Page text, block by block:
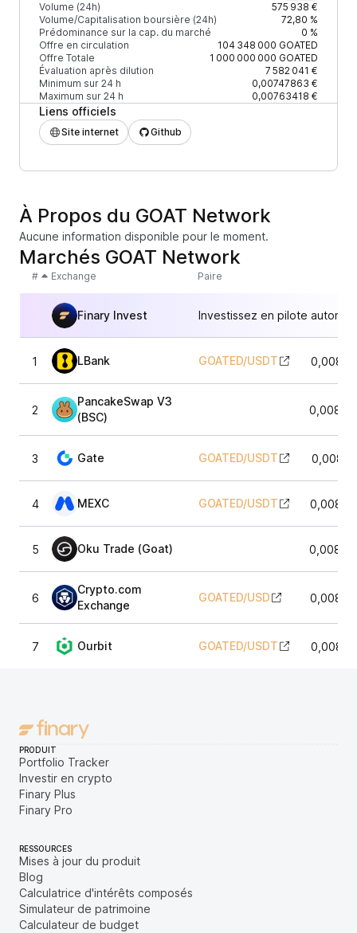
Volume (24h)
575 938 €
Volume/Capitalisation boursière (24h)
72,80 %
Prédominance sur la cap. du marché
0 %
Offre en circulation
104 348 000 GOATED
Offre Totale
1 000 000 000 GOATED
Évaluation après dilution
7 582 041 €
Minimum sur 24 h
0,00747863 €
Maximum sur 24 h
0,00763418 €
Liens officiels
Site internet Github
À Propos du GOAT Network
Aucune information disponible pour le moment.
Marchés GOAT Network
# Exchange Paire
Finary Invest Investissez en pilote
1 LBank GOATED/USDT
2
PancakeSwap V3
(BSC)
3 Gate GOATED/USDT
4 MEXC GOATED/USDT
5 Oku Trade (Goat)
6
Crypto.com
Exchange
GOATED/USD
7 Ourbit GOATED/USDT
PRODUIT
Portfolio Tracker
Investir en crypto
Finary Plus
Finary Pro
RESSOURCES
Mises à jour du produit
Blog
Calculatrice d'intérêts composés
Simulateur de patrimoine
Calculateur de budget